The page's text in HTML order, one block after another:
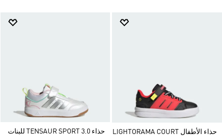
حذاء الأطفال LIGHTORAMA COURT
حذاء TENSAUR SPORT 3.0 للبنات